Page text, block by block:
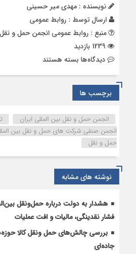
نویسنده : مهدی میر حسینی
ارسال توسط : روابط عمومی
منبع : روابط عمومی انجمن حمل و نقل
دیدگاه‌ها برای
انجمن
صنفی
شرکت
های
و
نقل
بین
ایران
بسته هستند
برچسب ها
انجمن حمل و نقل بین المللی ایران
انجمن صنفی شرکت های حمل و نقل بین
حمل و نقل
نوشته های مشابه
هشدار به دولت درباره حمل‌ونقل
فشار نقدینگی، مالیات و افت عملیات
بررسی چالش‌های حمل ونقل کالا
جاده‌ای